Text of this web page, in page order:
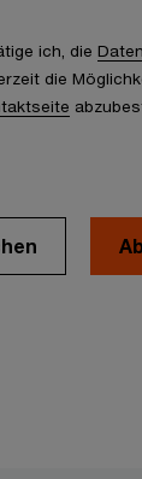
ich, die
die